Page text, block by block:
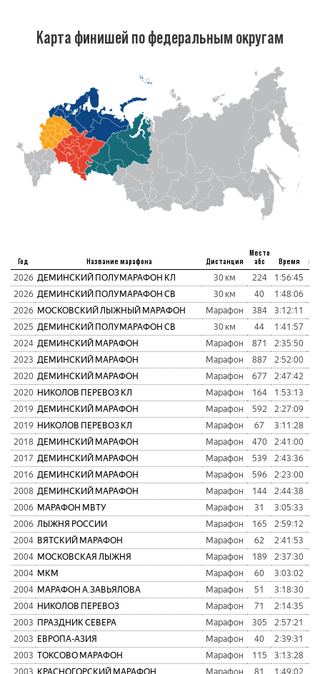
Карта финишей по федеральным округам
Год Название марафона Дистанция
Место
абс
Время
2026 ДЕМИНСКИЙ ПОЛУМАРАФОН КЛ 30 км 224 1:56:45
2026 ДЕМИНСКИЙ ПОЛУМАРАФОН СВ 30 км 40 1:48:06
2026 МОСКОВСКИЙ ЛЫЖНЫЙ МАРАФОН Марафон 384 3:12:11
2025 ДЕМИНСКИЙ ПОЛУМАРАФОН СВ 30 км 44 1:41:57
2024 ДЕМИНСКИЙ МАРАФОН Марафон 871 2:35:50
2023 ДЕМИНСКИЙ МАРАФОН Марафон 887 2:52:00
2020 ДЕМИНСКИЙ МАРАФОН Марафон 677 2:47:42
2020 НИКОЛОВ ПЕРЕВОЗ КЛ Марафон 164 1:53:13
2019 ДЕМИНСКИЙ МАРАФОН Марафон 592 2:27:09
2019 НИКОЛОВ ПЕРЕВОЗ КЛ Марафон 67 3:11:28
2018 ДЕМИНСКИЙ МАРАФОН Марафон 470 2:41:00
2017 ДЕМИНСКИЙ МАРАФОН Марафон 539 2:43:36
2016 ДЕМИНСКИЙ МАРАФОН Марафон 596 2:23:00
2008 ДЕМИНСКИЙ МАРАФОН Марафон 144
2:44:38
2006 МАРАФОН МВТУ Марафон 31
3:05:33
2006 ЛЫЖНЯ РОССИИ Марафон 165
2:59:12
2004 ВЯТСКИЙ МАРАФОН Марафон 62
2:41:53
2004 МОСКОВСКАЯ ЛЫЖНЯ Марафон 189
2:37:30
2004 МКМ Марафон 60
3:03:02
2004 МАРАФОН А.ЗАВЬЯЛОВА Марафон 51
3:18:30
2004 НИКОЛОВ ПЕРЕВОЗ Марафон 71
2:14:35
2003 ПРАЗДНИК СЕВЕРА Марафон 305
2:57:21
2003 ЕВРОПА-АЗИЯ Марафон 40
2:39:31
2003 ТОКСОВО МАРАФОН Марафон 115
3:13:28
2003 КРАСНОГОРСКИЙ МАРАФОН Марафон 81
1:49:02